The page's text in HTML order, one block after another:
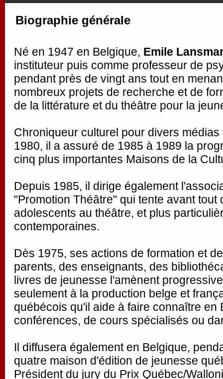
Biographie générale
Né en 1947 en Belgique, Emile
instituteur puis comme professeur de
pendant près de vingt ans tout en
nombreux projets de recherche et de
de la littérature et du théâtre pour la
Chroniqueur culturel pour divers
1980, il a assuré de 1985 à 1989 la
cinq plus importantes Maisons de la
Depuis 1985, il dirige également
"Promotion Théâtre" qui tente avant tout
adolescents au théâtre, et plus
contemporaines.
Dès 1975, ses actions de formation et
parents, des enseignants, des
livres de jeunesse l'amènent
seulement à la production belge et
québécois qu'il aide à faire connaître en
conférences, de cours spécialisés ou
Il diffusera également en Belgique,
quatre maison d'édition de jeunesse
Président du jury du Prix Québec/